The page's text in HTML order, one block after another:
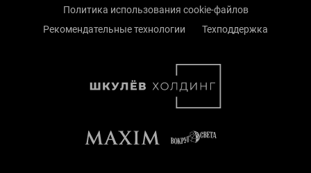
Политика использования cookie-файлов
Рекомендательные технологии
Техподдержка